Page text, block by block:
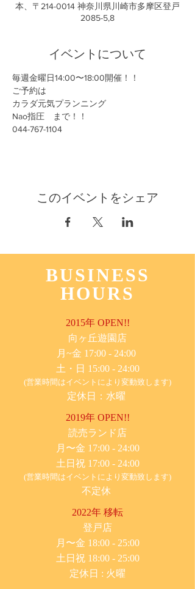
本、〒214-0014 神奈川県川崎市多摩区登戸
2085-5,8
イベントについて
毎週金曜日14:00〜18:00開催！！
ご予約は
カラダ元気プランニング
Nao指圧　まで！！
044-767-1104
このイベントをシェア
BUSINESS
HOURS
2015年 OPEN!!
​向ヶ丘遊園店
月~金 17:00 - 24:00
土・日 15:00 - 24:00
(営業時間はイベントにより変動致します)
定休日：水曜
2019年 OPEN!!
​読売ランド店
月〜金 17:00 - 24:00
土日祝 17:00 - 24:00
(営業時間はイベントにより変動致します)
不定休
2022年 移転
​登戸店
月〜金 18:00 - 25:00
土日祝 18:00 - 25:00
​定休日 : 火曜